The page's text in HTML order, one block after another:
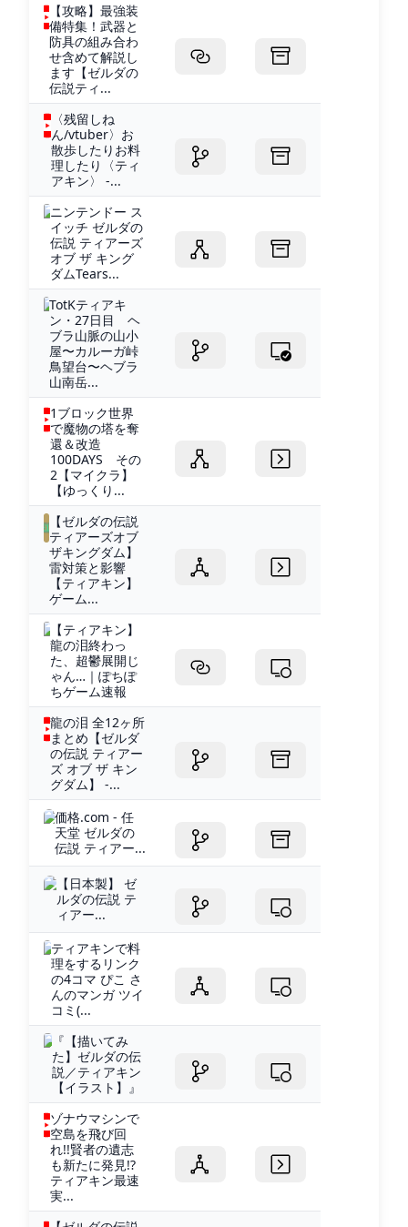
【攻略】最強装
備特集！武器と
防具の組み合わ
せ含めて解説し
ます【ゼルダの
伝説ティ...
〈残留しね
ん/vtuber〉お
散歩したりお料
理したり〈ティ
アキン〉 -...
ニンテンドー ス
イッチ ゼルダの
伝説 ティアーズ
オブ ザ キング
ダムTears...
TotKティアキ
ン・27日目 ヘ
ブラ山脈の山小
屋〜カルーガ峠
鳥望台〜ヘブラ
山南岳...
1ブロック世界
で魔物の塔を奪
還＆改造
100DAYS その
2【マイクラ】
【ゆっくり...
【ゼルダの伝説
ティアーズオブ
ザキングダム】
雷対策と影響
【ティアキン】
ゲーム...
【ティアキン】
龍の泪終わっ
た、超鬱展開じ
ゃん…｜ぽちぽ
ちゲーム速報
龍の泪 全12ヶ所
まとめ【ゼルダ
の伝説 ティアー
ズ オブ ザ キン
グダム】 -...
価格.com - 任
天堂 ゼルダの
伝説 ティアー...
【日本製】 ゼ
ルダの伝説 テ
ィアー...
ティアキンで料
理をするリンク
の4コマ ぴこ さ
んのマンガ ツイ
コミ(...
『【描いてみ
た】ゼルダの伝
説／ティアキン
【イラスト】』
ゾナウマシンで
空島を飛び回
れ!!賢者の遺志
も新たに発見!?
ティアキン最速
実...